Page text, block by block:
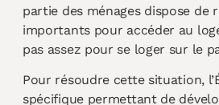
partie des ménages dispose de
importants pour accéder au
pas assez pour se loger sur le
Pour résoudre cette situation,
spécifique permettant de